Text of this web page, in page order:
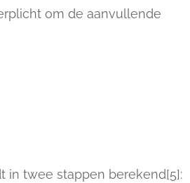
om de aanvullende
in twee stappen berekend[5]: